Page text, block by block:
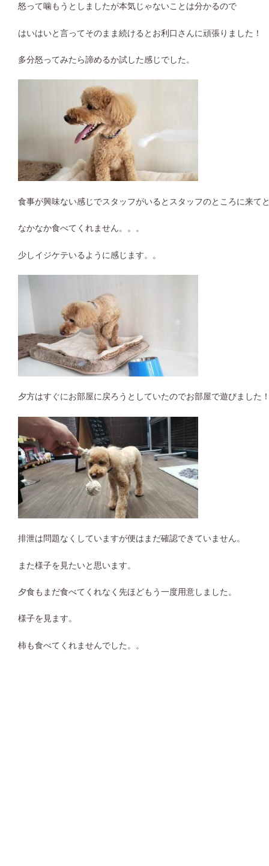
怒って噛もうとしましたが本気じゃないことは分かるので
はいはいと言ってそのまま続けるとお利口さんに頑張りました！
多分怒ってみたら諦めるか試した感じでした。
食事が興味ない感じでスタッフがいるとスタッフのところに来て
なかなか食べてくれません。。。
少しイジケテいるように感じます。。
夕方はすぐにお部屋に戻ろうとしていたのでお部屋で遊びました
排泄は問題なくしていますが便はまだ確認できていません。
また様子を見たいと思います。
夕食もまだ食べてくれなく先ほどもう一度用意しました。
様子を見ます。
柿も食べてくれませんでした。。